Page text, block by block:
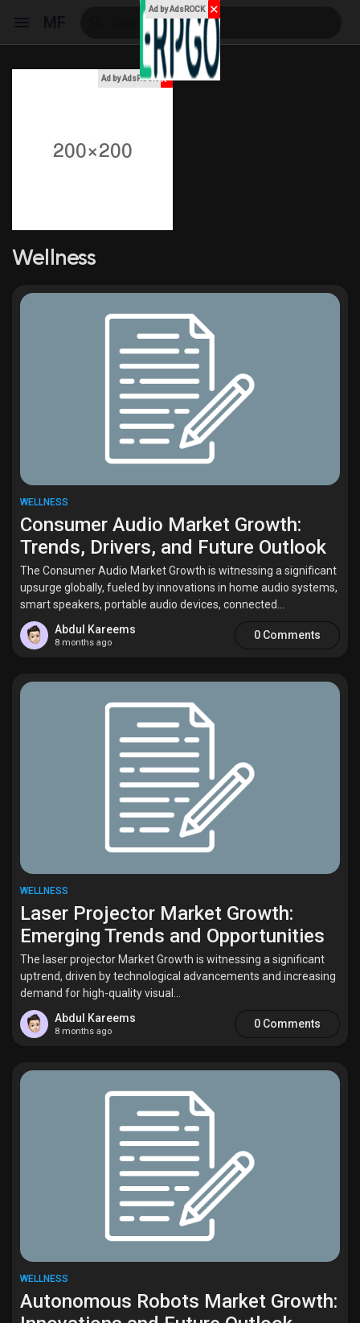
My Events
My Products
Discover Groups
Liked Pages
Popular Posts
Discover Posts
My Funding
Offers
My Courses
Ad by AdsROCK x
Wellness
WELLNESS
Consumer Audio Market Growth:
Trends, Drivers, and Future Outlook
The Consumer Audio Market Growth is witnessing a significant
upsurge globally, fueled by innovations in home audio systems,
smart speakers, portable audio devices, connected...
Abdul Kareems
8 months ago
0 Comments
WELLNESS
Laser Projector Market Growth:
Emerging Trends and Opportunities
The laser projector Market Growth is witnessing a significant
uptrend, driven by technological advancements and increasing
demand for high-quality visual...
Abdul Kareems
8 months ago
0 Comments
WELLNESS
Autonomous Robots Market Growth:
Ad by AdsROCK ✕